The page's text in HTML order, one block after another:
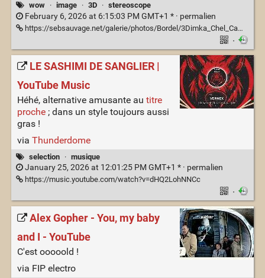
wow · image · 3D · stereoscope
February 6, 2026 at 6:15:03 PM GMT+1 * · permalien
https://sebsauvage.net/galerie/photos/Bordel/3Dimka_Chel_Camel.jpg
·
LE SASHIMI DE SANGLIER |
YouTube Music
Héhé, alternative amusante au titre
proche; dans un style toujours aussi
gras !
via Thunderdome
selection · musique
January 25, 2026 at 12:01:25 PM GMT+1 * · permalien
https://music.youtube.com/watch?v=dHQ2LohNNCc
·
Alex Gopher - You, my baby
and I - YouTube
C'est ooooold !
via FIP electro